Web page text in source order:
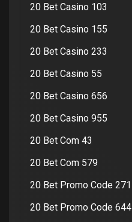
20 Bet Casino 103
20 Bet Casino 155
20 Bet Casino 233
20 Bet Casino 55
20 Bet Casino 656
20 Bet Casino 955
20 Bet Com 43
20 Bet Com 579
20 Bet Promo Code 271
20 Bet Promo Code 644